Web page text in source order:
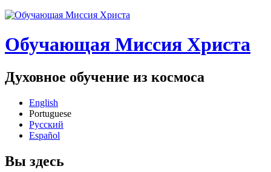
Обучающая Миссия Христа
Духовное обучение из космоса
English
Portuguese
Русский
Español
Вы здесь